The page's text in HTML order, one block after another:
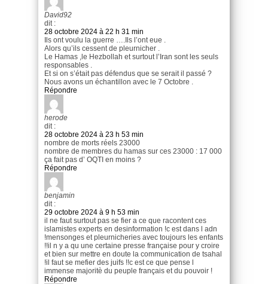
David92
dit :
28 octobre 2024 à 22 h 31 min
Ils ont voulu la guerre ….Ils l’ont eue .
Alors qu’ils cessent de pleurnicher .
Le Hamas ,le Hezbollah et surtout l’Iran sont les seuls
responsables .
Et si on s’était pas défendus que se serait il passé ?
Nous avons un échantillon avec le 7 Octobre .
Répondre
herode
dit :
28 octobre 2024 à 23 h 53 min
nombre de morts réels 23000
nombre de membres du hamas sur ces 23000 : 17 000
ça fait pas d’ OQTI en moins ?
Répondre
benjamin
dit :
29 octobre 2024 à 9 h 53 min
il ne faut surtout pas se fier a ce que racontent ces
islamistes experts en desinformation !c est dans l adn
!mensonges et pleurnicheries avec toujours les enfants
!!il n y a qu une certaine presse française pour y croire
et bien sur mettre en doute la communication de tsahal
!il faut se mefier des juifs !!c est ce que pense l
immense majoritè du peuple français et du pouvoir !
Répondre